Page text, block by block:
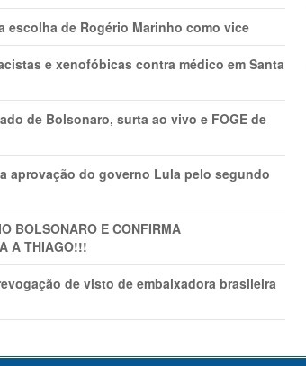
escolha de Rogério Marinho como vice
e xenofóbicas contra médico em Santa
de Bolsonaro, surta ao vivo e FOGE de
aprovação do governo Lula pelo segundo
BOLSONARO E CONFIRMA
A THIAGO!!!
de visto de embaixadora brasileira